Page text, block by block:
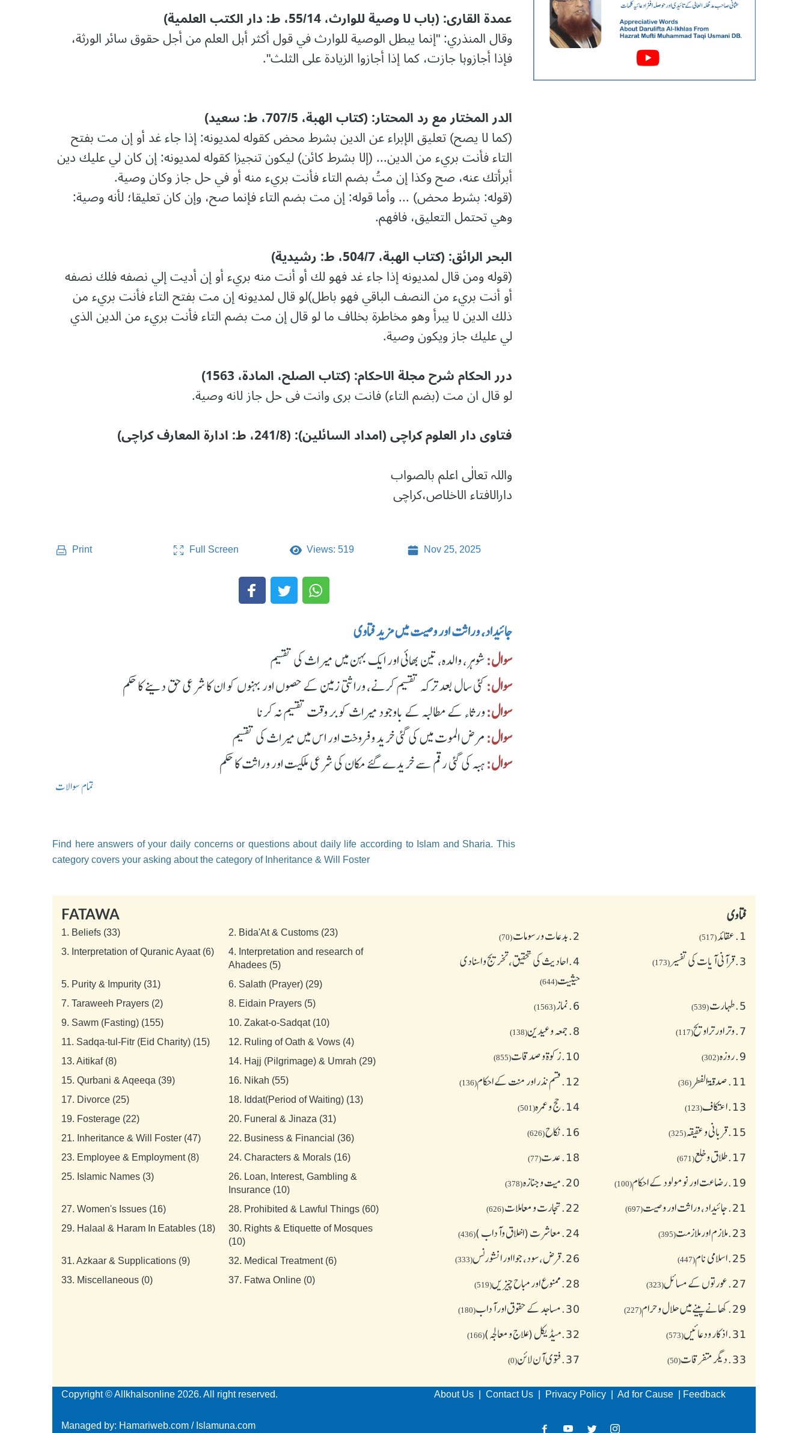
عمدۃ القاری: (باب لا وصیة للوارث، 55/14، ط: دار الکتب العلمیة)
وقال المنذري: "إنما یبطل الوصیة للوارث في قول أکثر أہل العلم من أجل حقوق سائر الورثة،
فإذا أجازوہا جازت، کما إذا أجازوا الزیادۃ علی الثلث".
الدر المختار مع رد المحتار: (کتاب الھبة، 707/5، ط: سعید)
(كما لا يصح) تعليق الإبراء عن الدين بشرط محض كقوله لمديونه: إذا جاء غد أو إن مت بفتح
التاء فأنت بريء من الدين... (إلا بشرط كائن) ليكون تنجيزا كقوله لمديونه: إن كان لي عليك دين
أبرأتك عنه، صح وكذا إن متُ بضم التاء فأنت بريء منه أو في حل جاز وكان وصية.
(قوله: بشرط محض) ... وأما قوله: إن مت بضم التاء فإنما صح، وإن كان تعليقا؛ لأنه وصية:
وهي تحتمل التعليق، فافهم.
البحر الرائق: (کتاب الھبة، 504/7، ط: رشیدیة)
(قوله ومن قال لمديونه إذا جاء غد فهو لك أو أنت منه بريء أو إن أديت إلي نصفه فلك نصفه
أو أنت بريء من النصف الباقي فهو باطل)لو قال لمديونه إن مت بفتح التاء فأنت بريء من
ذلك الدين لا يبرأ وهو مخاطرة بخلاف ما لو قال إن مت بضم التاء فأنت بريء من الدين الذي
لي عليك جاز ويكون وصية.
درر الحکام شرح مجلة الاحکام: (کتاب الصلح، المادة، 1563)
لو قال ان مت (بضم التاء) فانت بری وانت فی حل جاز لانه وصیة.
فتاوی دار العلوم کراچی (امداد السائلین): (241/8، ط: ادارة المعارف کراچی)
واللہ تعالٰی اعلم بالصواب
دارالافتاء الاخلاص،کراچی
Print Full Screen Views: 519 Nov 25, 2025
جائیداد، وراثت اور وصیت میں مزید فتاوی
سوال:شوہر، والدہ، تین بھائی اور ایک بہن میں میراث کی تقسیم
سوال:کئی سال بعد ترکہ تقسیم کرنے، وراثتی زمین کے حصوں اور بہنوں کو ان کا شرعی حق دینے کا حکم
سوال:ورثاء کے مطالبہ کے باوجود میراث کو بر وقت تقسیم نہ کرنا
سوال:مرض الموت میں کی گئی خرید و فروخت اور اس میں میراث کی تقسیم
سوال:ہبہ کی گئی رقم سے خریدے گئے مکان کی شرعی ملکیت اور وراثت کا حکم
تمام سوالات
Find here answers of your daily concerns or questions about daily life according to Islam and Sharia. This
category covers your asking about the category of Inheritance & Will Foster
فتاوی
1. عقائد(517)
2. بدعات و رسومات(70)
3. قرآنی آیات کی تفسیر(173)
4. احادیث کی تحقیق، تخریج و اسنادی
حیثیت(644)
5. طهارت(539)
6. نماز(1563)
7. وتر اور تراویح(117)
8. جمعہ وعیدین(138)
9. روزہ(302)
10. زکوة و صدقات(855)
11. صدقۃ الفطر (36)
12. قسم نذر اور منت کے احکام(136)
13. اعتکاف(123)
14. حج و عمرہ(501)
15. قربانی و عقیقہ(325)
16. نکاح(626)
17. طلاق و خلع(671)
18. عدت(77)
19. رضاعت اور نومولود کے احکام(100)
20. میت و جنازہ(378)
21. جائیداد، وراثت اور وصیت(697)
22. تجارت و معاملات(626)
23. ملازم اور ملازمت(395)
24. معاشرت (اخلاق وآداب )(436)
25. اسلامی نام(447)
26. قرض،سود، جوا اور انشورنس(333)
27. عورتوں کے مسائل(323)
28. ممنوع اور مباح چیز یں(519)
29. کھانے پینے میں حلال و حرام(227)
30. مساجد کے حقوق اور آداب(180)
31. اذکار ودعائیں(573)
32. میڈیکل (علاج و معالجہ)(166)
33. دیگر متفرقات(50)
37. فتوی آن لائن(0)
FATAWA
1. Beliefs (33) 2. Bida'At & Customs (23)
3. Interpretation of Quranic Ayaat (6) 4. Interpretation and research of
Ahadees (5)
5. Purity & Impurity (31) 6. Salath (Prayer) (29)
7. Taraweeh Prayers (2) 8. Eidain Prayers (5)
9. Sawm (Fasting) (155) 10. Zakat-o-Sadqat (10)
11. Sadqa-tul-Fitr (Eid Charity) (15) 12. Ruling of Oath & Vows (4)
13. Aitikaf (8) 14. Hajj (Pilgrimage) & Umrah (29)
15. Qurbani & Aqeeqa (39) 16. Nikah (55)
17. Divorce (25) 18. Iddat(Period of Waiting) (13)
19. Fosterage (22) 20. Funeral & Jinaza (31)
21. Inheritance & Will Foster (47) 22. Business & Financial (36)
23. Employee & Employment (8) 24. Characters & Morals (16)
25. Islamic Names (3) 26. Loan, Interest, Gambling &
Insurance (10)
27. Women's Issues (16) 28. Prohibited & Lawful Things (60)
29. Halaal & Haram In Eatables (18) 30. Rights & Etiquette of Mosques
(10)
31. Azkaar & Supplications (9) 32. Medical Treatment (6)
33. Miscellaneous (0) 37. Fatwa Online (0)
Copyright © AlIkhalsonline 2026. All right reserved. About Us Contact Us Privacy Policy Ad for Cause Feedback
Managed by: Hamariweb.com / Islamuna.com